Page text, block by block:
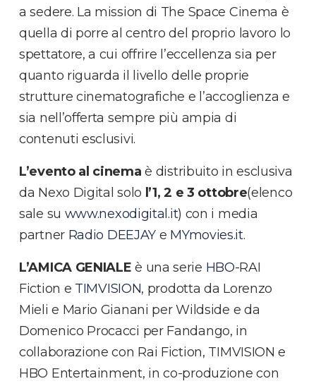
a sedere. La mission di The Space Cinema è
quella di porre al centro del proprio lavoro lo
spettatore, a cui offrire l’eccellenza sia per
quanto riguarda il livello delle proprie
strutture cinematografiche e l’accoglienza e
sia nell’offerta sempre più ampia di
contenuti esclusivi.
L’evento al cinema è distribuito in esclusiva
da Nexo Digital solo l’1, 2 e 3 ottobre(elenco
sale su www.nexodigital.it) con i media
partner Radio DEEJAY e MYmovies.it.
L’AMICA GENIALE è una serie HBO-RAI
Fiction e TIMVISION, prodotta da Lorenzo
Mieli e Mario Gianani per Wildside e da
Domenico Procacci per Fandango, in
collaborazione con Rai Fiction, TIMVISION e
HBO Entertainment, in co-produzione con